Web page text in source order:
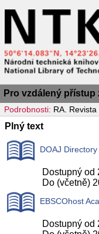
Pro vzdálený
Podrobnosti: RA.
Plný text
DOAJ
Dostupný od
Do (včetně)
EBSCOhost
Dostupný od